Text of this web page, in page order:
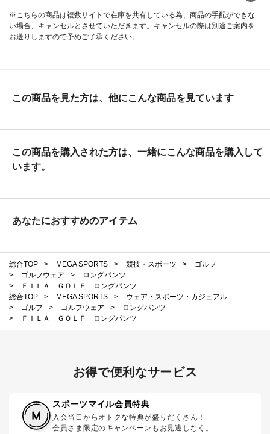
※こちらの商品は複数サイトで在庫を共有している為、商品の手配ができな
い場合、キャンセルとさせていただきます。キャンセルの際は別途ご案内を
お送りしますので予めご了承ください。
この商品を見た方は、他にこんな商品を見ています
この商品を購入された方は、一緒にこんな商品を購入して
います。
あなたにおすすめのアイテム
総合TOP > MEGA SPORTS > 競技・スポーツ >
ゴルフ
>
ゴルフウェア >
ロングパンツ
>
ＦＩＬＡ ＧＯＬＦ ロングパンツ
総合TOP
> MEGA SPORTS >
ウェア・スポーツ・カジュアル
>
ゴルフ > ゴルフウェア >
ロングパンツ
>
ＦＩＬＡ ＧＯＬＦ ロングパンツ
お得で便利なサービス
スポーツマイル会員特典
入会当日からオトクな特典が盛りだくさん！
会員さま限定のキャンペーンもお見逃しなく。